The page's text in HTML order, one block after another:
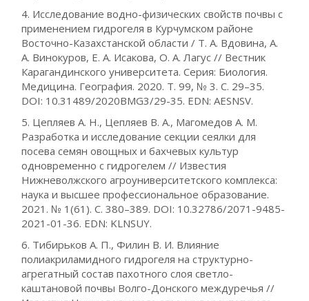
4. Исследование водно-физических свойств почвы с
применением гидрогеля в Курчумском районе
Восточно-Казахстанской области / Т. А. Вдовина, А.
А. Винокуров, Е. А. Исакова, О. А. Лагус // Вестник
Карагандинского университета. Серия: Биология.
Медицина. География. 2020. Т. 99, № 3. С. 29–35.
DOI: 10.31489/2020BMG3/29-35. EDN: AESNSV.
5. Цепляев А. Н., Цепляев В. А., Магомедов А. М.
Разработка и исследование секции сеялки для
посева семян овощных и бахчевых культур
одновременно с гидрогелем // Известия
Нижневолжского агроуниверситетского комплекса:
наука и высшее профессиональное образование.
2021. № 1(61). С. 380–389. DOI: 10.32786/2071-9485-
2021-01-36. EDN: KLNSUY.
6. Тибирьков А. П., Филин В. И. Влияние
полиакриламидного гидрогеля на структурно-
агрегатный состав пахотного слоя светло-
каштановой почвы Волго-Донского междуречья //